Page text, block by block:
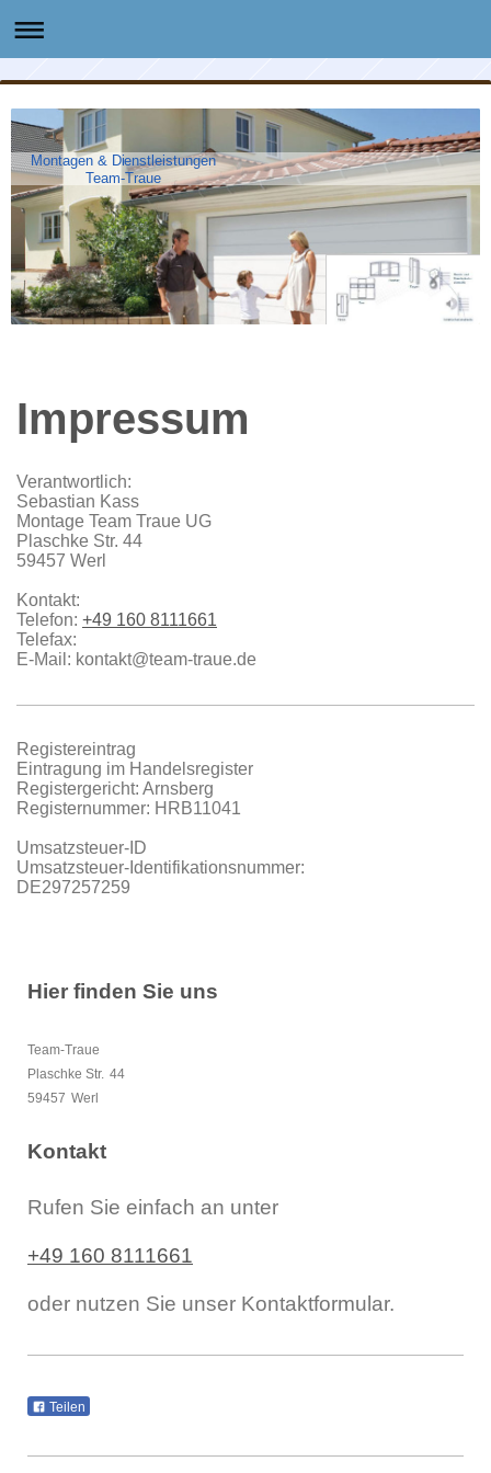
Montagen & Dienstleistungen
Team-Traue
Impressum
Verantwortlich:
Sebastian Kass
Montage Team Traue UG
Plaschke Str. 44
59457 Werl
Kontakt:
Telefon: +49 160 8111661
Telefax:
E-Mail: kontakt@team-traue.de
Registereintrag
Eintragung im Handelsregister
Registergericht: Arnsberg
Registernummer: HRB11041
Umsatzsteuer-ID
Umsatzsteuer-Identifikationsnummer:
DE297257259
Hier finden Sie uns
Team-Traue
Plaschke Str. 44
59457 Werl
Kontakt
Rufen Sie einfach an unter
+49 160 8111661
oder nutzen Sie unser Kontaktformular.
Teilen